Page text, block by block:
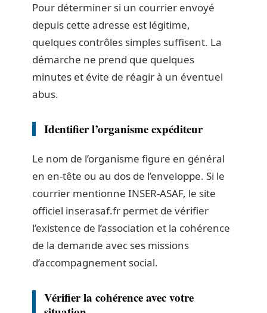
Pour déterminer si un courrier envoyé
depuis cette adresse est légitime,
quelques contrôles simples suffisent. La
démarche ne prend que quelques
minutes et évite de réagir à un éventuel
abus.
Identifier l’organisme expéditeur
Le nom de l’organisme figure en général
en en-tête ou au dos de l’enveloppe. Si le
courrier mentionne INSER-ASAF, le site
officiel inserasaf.fr permet de vérifier
l’existence de l’association et la cohérence
de la demande avec ses missions
d’accompagnement social.
Vérifier la cohérence avec votre